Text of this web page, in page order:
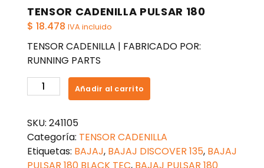
TENSOR CADENILLA PULSAR 180
$ 18.478 IVA incluido
TENSOR CADENILLA | FABRICADO POR:
RUNNING PARTS
TENSOR
CADENILLA
180
cantidad
Añadir al carrito
SKU: 241105
Categoría: TENSOR CADENILLA
Etiquetas: BAJAJ, BAJAJ DISCOVER 135, BAJAJ
PULSAR 180 BLACK TEC, BAJAJ PULSAR 180